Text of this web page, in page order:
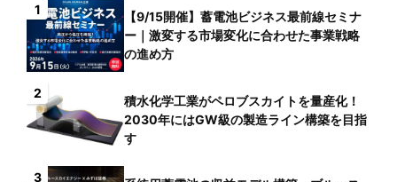
1
【9/15開催】蓄電池ビジネス最前線セミナ
ー｜激変する市場変化に合わせた事業戦略
の進め方
2
積水化学工業がペロブスカイトを量産化！
2030年にはGW級の製造ライン構築を目指
す
3